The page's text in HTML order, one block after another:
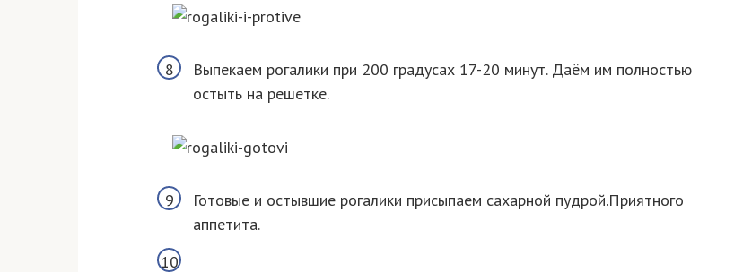
Выпекаем рогалики при 200 градусах 17-20 минут. Даём им полностью
остыть на решетке.
Готовые и остывшие рогалики присыпаем сахарной пудрой.Приятного
аппетита.